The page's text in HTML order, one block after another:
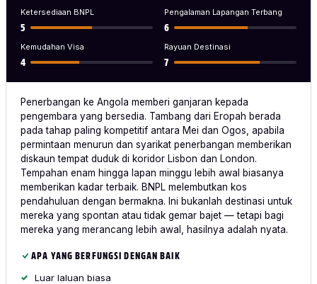
Ketersediaan BNPL
5
Pengalaman Lapangan Terbang
6
Kemudahan Visa
4
Rayuan Destinasi
7
Penerbangan ke Angola memberi ganjaran kepada
pengembara yang bersedia. Tambang dari Eropah berada
pada tahap paling kompetitif antara Mei dan Ogos, apabila
permintaan menurun dan syarikat penerbangan memberikan
diskaun tempat duduk di koridor Lisbon dan London.
Tempahan enam hingga lapan minggu lebih awal biasanya
memberikan kadar terbaik. BNPL melembutkan kos
pendahuluan dengan bermakna. Ini bukanlah destinasi untuk
mereka yang spontan atau tidak gemar bajet — tetapi bagi
mereka yang merancang lebih awal, hasilnya adalah nyata.
APA YANG BERFUNGSI DENGAN BAIK
Luar laluan biasa